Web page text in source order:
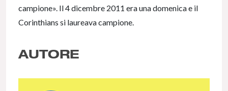
campione». Il 4 dicembre 2011 era una domenica e il
Corinthians si laureava campione.
AUTORE